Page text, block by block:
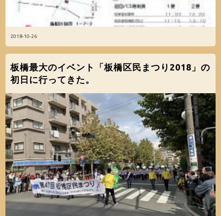
2018-10-26
板橋最大のイベント「板橋区民まつり2018」の
初日に行ってきた。